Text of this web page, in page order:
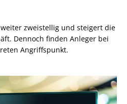
zweistellig und steigert die
Dennoch finden Anleger bei
Angriffspunkt.